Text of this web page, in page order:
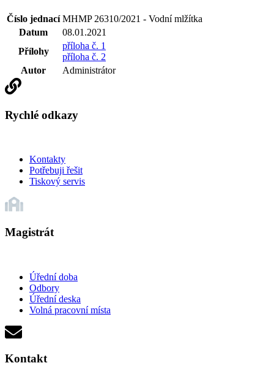
Číslo jednací MHMP 26310/2021 - Vodní mlžítka
Datum
08.01.2021
Přílohy
příloha č. 1
příloha č. 2
Autor
Administrátor
Rychlé odkazy
Kontakty
Potřebuji řešit
Tiskový servis
Magistrát
Úřední doba
Odbory
Úřední deska
Volná pracovní místa
Kontakt